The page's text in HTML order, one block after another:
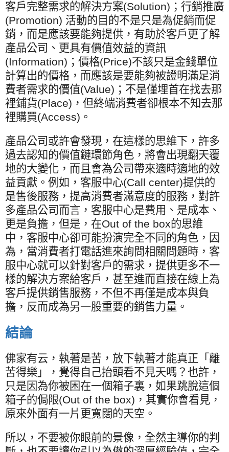
客戶完整需求的解決方案(Solution) ；行銷推廣
(Promotion) 活動的目的不是只是為促銷而促
銷，而是應該要能夠提供，有助於客戶更了解
產品公司、更具有價值效益的資訊
(Information) ；價格(Price)不該只是金錢單位
計算出的價格，而應該是要能夠被證明滿足消
費者需求的價值(Value) ；不是僅埋首在找去那
裡鋪貨(Place) ，但終端消費者卻根本不知去那
裡購買(Access) 。
產品公司或許會發現，在這樣的思維下，許多
過去認知的價值鏈環節角色，將會出現翻天覆
地的大變化，而且會為公司帶來適時適地的效
益貢獻。例如，客服中心(Call center)提供的
是售後服務，提高消費者滿意度的服務，對許
多產品公司而言，客服中心是費用、是成本、
更是負擔，但是，在Out of the box的思維
中，客服中心卻可能扮演完全不同的角色，因
為，當消費者打電話進來詢問相關問題時，客
服中心就可以針對客戶的需求，提供更多不一
樣的解決方案給客戶，甚至進而直接在線上為
客戶提供銷售服務，不但不再僅是成本與負
擔，反而成為另一股重要的銷售力量。
結論
佛家有云，執著是苦，放下執著才能真正「離
苦得樂」，覺得自己抬頭看不見天嗎？也許，
只是因為你被困在一個箱子裏，如果跳脫這個
箱子的侷限(Out of the box) ，其實你會看見，
原來外面有一片更寬闊的天空。
所以，不要被你眼前的景像，全然主導你的判